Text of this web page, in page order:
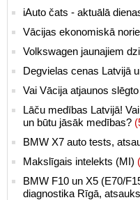
iAuto čats - aktuālā
Vācijas ekonomiskā
Volkswagen jaunajiem
Degvielas cenas Latvijā
Vai Vācija atjaunos
Lāču medības Latvijā!
un būtu jāsāk medības?
BMW X7 auto tests,
Makslīgais intelekts (MI)
BMW F10 un X5 (E70/
diagnostika Rīgā,